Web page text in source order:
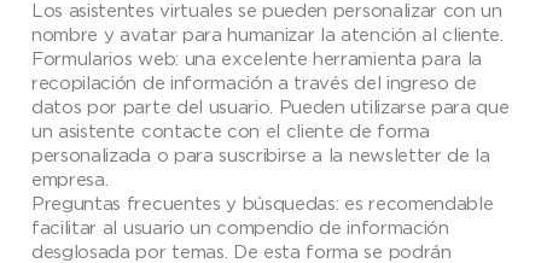
Los asistentes virtuales se pueden personalizar con un
nombre y avatar para humanizar la atención al cliente.
Formularios web: una excelente herramienta para la
recopilación de información a través del ingreso de
datos por parte del usuario. Pueden utilizarse para que
un asistente contacte con el cliente de forma
personalizada o para suscribirse a la newsletter de la
empresa.
Preguntas frecuentes y búsquedas: es recomendable
facilitar al usuario un compendio de información
desglosada por temas. De esta forma se podrán